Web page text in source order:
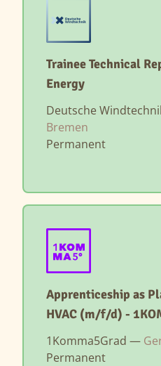
Trainee Technical
Energy
Deutsche
Bremen
Permanent
Apprenticeship as
HVAC (m/f/d) -
1Komma5Grad —
Permanent